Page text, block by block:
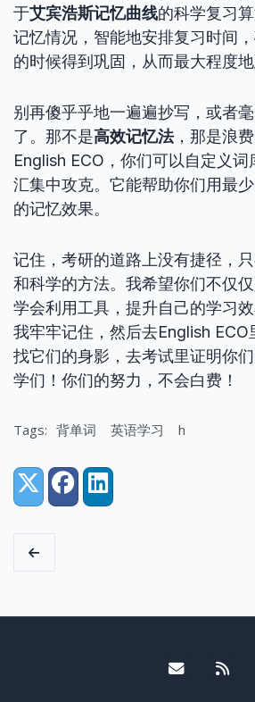
于艾宾浩斯记忆曲线的科学复习
记忆情况，智能地安排复习时间
的时候得到巩固，从而最大程度地
别再傻乎乎地一遍遍抄写，或者
了。那不是高效记忆法，那是浪
English ECO，你们可以自定义词
汇集中攻克。它能帮助你们用最
的记忆效果。
记住，考研的道路上没有捷径，
和科学的方法。我希望你们不仅
学会利用工具，提升自己的学习
我牢牢记住，然后去English ECO
找它们的身影，去考试里证明你
学们！你们的努力，不会白费！
Tags: 背单词 英语学习 h
Share:
X (Twitter)
FacebookLinkedIn
Email me